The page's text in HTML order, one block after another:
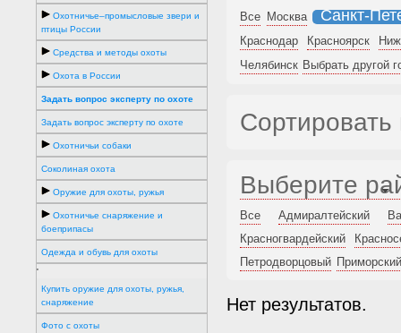
Охотничье–промысловые звери и
птицы России
Средства и методы охоты
Охота в России
Задать вопрос эксперту по охоте
Задать вопрос эксперту по охоте
Охотничьи собаки
Соколиная охота
Оружие для охоты, ружья
Охотничье снаряжение и
боеприпасы
Одежда и обувь для охоты
'
Купить оружие для охоты, ружья,
снаряжение
Фото с охоты
Все Москва Санкт-
Краснодар Красноярск
Челябинск Выбрать другой
Сортировать
Выберите
Все Адмиралтейский
Красногвардейский
Петродворцовый Приморский
Нет результатов.